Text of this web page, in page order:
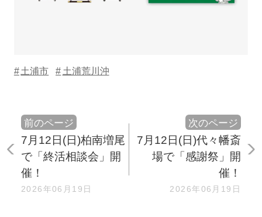
土浦市 土浦荒川沖
前のページ
7月12日(日)柏南増尾
で「終活相談会」開
催！
2026年06月19日
次のページ
7月12日(日)代々幡斎
場で「感謝祭」開
催！
2026年06月19日